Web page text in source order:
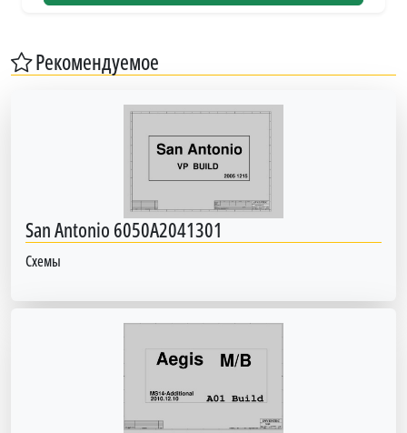
Рекомендуемое
San Antonio 6050A2041301
Схемы